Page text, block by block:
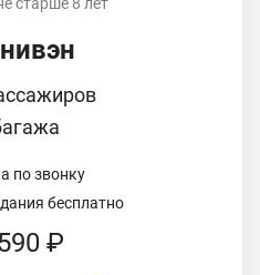
старше 8 лет
по звонку
бесплатно
₽